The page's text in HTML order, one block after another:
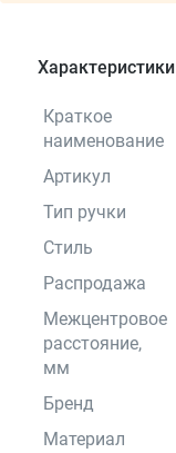
Характеристики
Краткое
наименование
Артикул
Тип ручки
Стиль
Распродажа
Межцентровое
расстояние,
мм
Бренд
Материал